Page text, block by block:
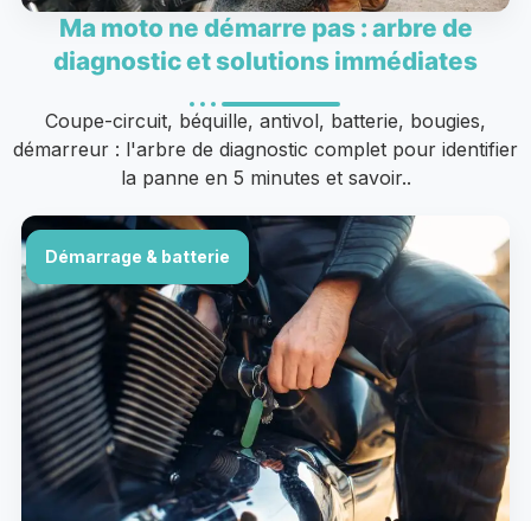
Ma moto ne démarre pas : arbre de
diagnostic et solutions immédiates
Coupe-circuit, béquille, antivol, batterie, bougies,
démarreur : l'arbre de diagnostic complet pour identifier
la panne en 5 minutes et savoir..
Démarrage & batterie